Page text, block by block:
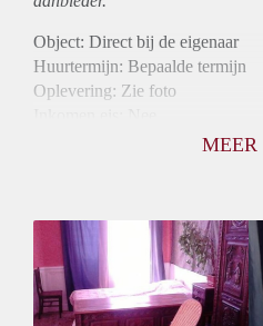
Object: Direct bij de eigenaar
Huurtermijn: Bepaalde termijn
Oplevering: Zie foto
Gedeelde Douche: Ja
Gedeelde woonkamer: Ja
Huisgenoten: Ja
Geslacht huisgenoten: Gemengd
MEER